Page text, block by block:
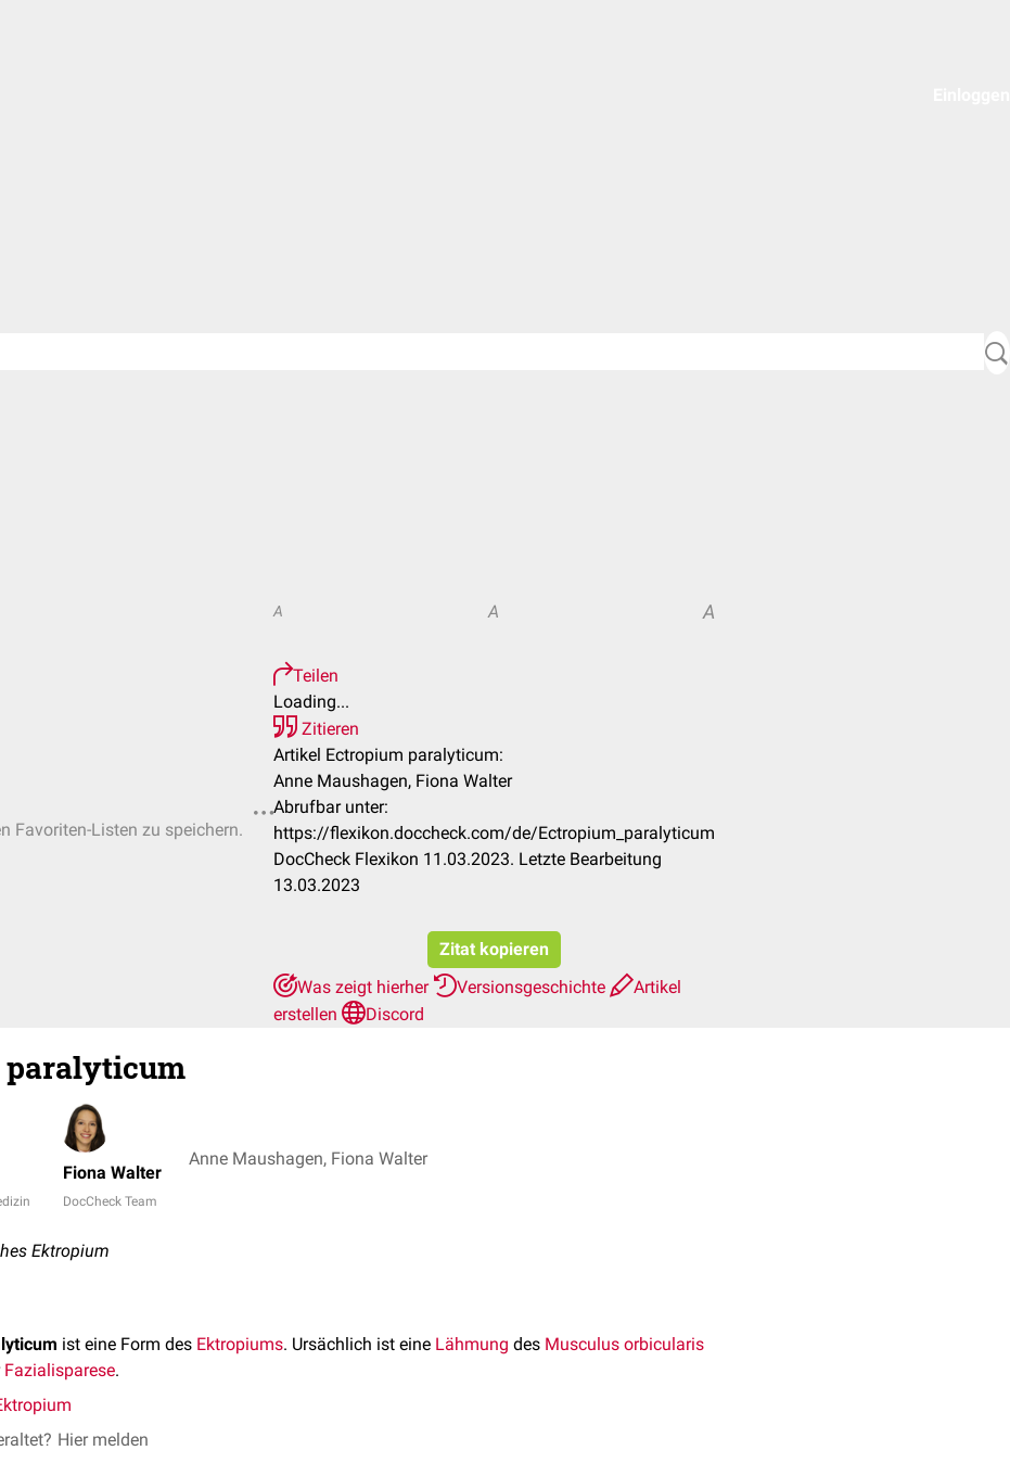
Favoriten-Listen zu speichern.
A A A
Teilen
Loading...
Zitieren
Artikel Ectropium paralyticum:
Anne Maushagen, Fiona Walter
Abrufbar unter:
https://flexikon.doccheck.com/de/Ectropium_paralyticum
DocCheck Flexikon 11.03.2023. Letzte Bearbeitung
13.03.2023
Zitat kopieren
Was zeigt hierher
Versionsgeschichte
Artikel
erstellen
Discord
Fiona Walter
DocCheck Team
Anne Maushagen, Fiona Walter
Ektropium
ist eine Form des Ektropiums. Ursächlich ist eine Lähmung des Musculus orbicularis
Fazialisparese.
Hier melden